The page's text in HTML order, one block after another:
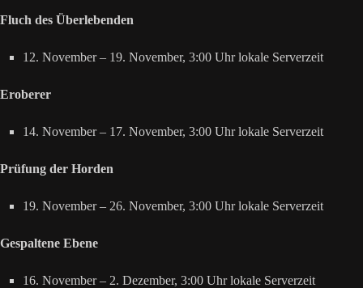
Fluch des Überlebenden
12. November – 19. November, 3:00 Uhr lokale Serverzeit
Eroberer
14. November – 17. November, 3:00 Uhr lokale Serverzeit
Prüfung der Horden
19. November – 26. November, 3:00 Uhr lokale Serverzeit
Gespaltene Ebene
16. November – 2. Dezember, 3:00 Uhr lokale Serverzeit